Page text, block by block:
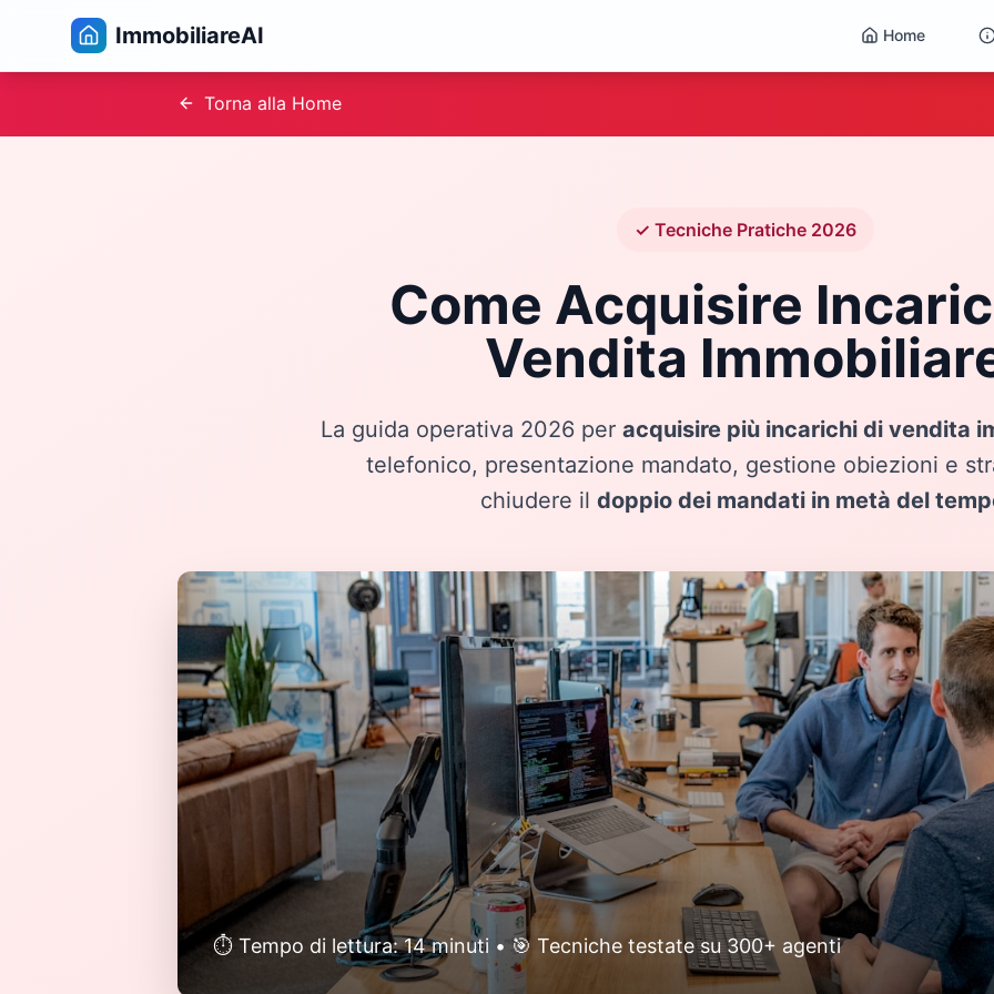
ImmobiliareAI Home
Torna alla Home
✓ Tecniche Pratiche 2026
Come Acquisire
Vendita
La guida operativa 2026 per acquisire più incarichi di vendita
telefonico, presentazione mandato, gestione obiezioni e
chiudere il doppio dei mandati in metà del
⏱️ Tempo di lettura: 14 minuti • 🎯 Tecniche testate su 300+ agenti